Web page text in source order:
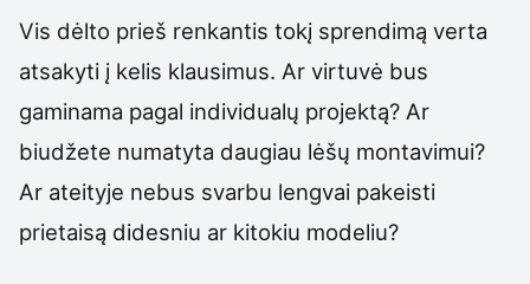
Vis dėlto prieš renkantis tokį sprendimą verta
atsakyti į kelis klausimus. Ar virtuvė bus
gaminama pagal individualų projektą? Ar
biudžete numatyta daugiau lėšų montavimui?
Ar ateityje nebus svarbu lengvai pakeisti
prietaisą didesniu ar kitokiu modeliu?